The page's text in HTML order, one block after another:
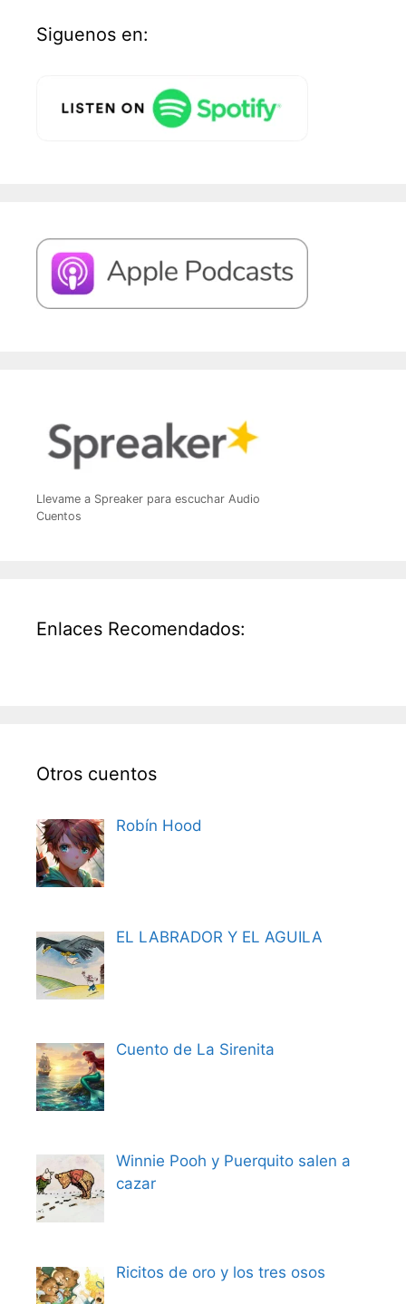
Siguenos en:
Llevame a Spreaker para escuchar Audio
Cuentos
Enlaces Recomendados:
Otros cuentos
Robín Hood
EL LABRADOR Y EL AGUILA
Cuento de La Sirenita
Winnie Pooh y Puerquito salen a
cazar
Ricitos de oro y los tres osos